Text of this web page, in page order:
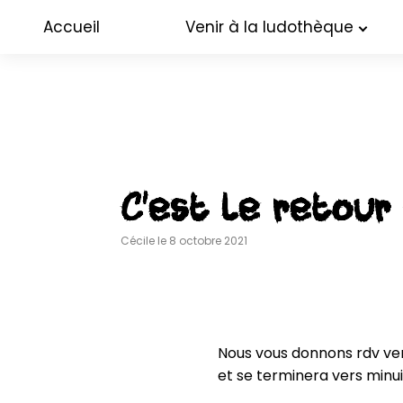
Accueil Venir à la ludothèque
C’est le retour
Cécile le 8 octobre 2021
Nous vous donnons rdv
et se terminera vers